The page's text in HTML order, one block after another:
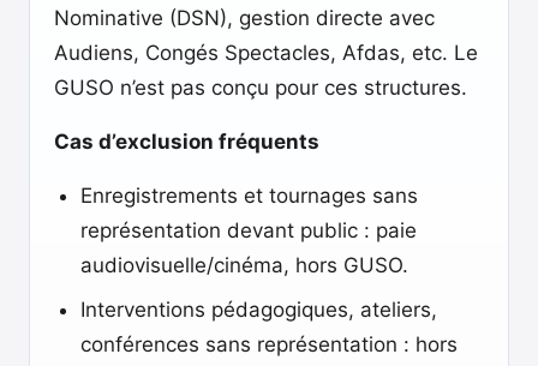
Nominative (DSN), gestion directe avec
Audiens, Congés Spectacles, Afdas, etc. Le
GUSO n’est pas conçu pour ces structures.
Cas d’exclusion fréquents
Enregistrements et tournages sans
représentation devant public : paie
audiovisuelle/cinéma, hors GUSO.
Interventions pédagogiques, ateliers,
conférences sans représentation : hors